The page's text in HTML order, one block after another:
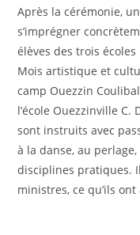
Après la cérémonie,
s’imprégner
élèves des trois
Mois artistique et
camp Ouezzin
l’école Ouezzinville
sont instruits avec
à la danse, au
disciplines pratiques.
ministres, ce qu’ils